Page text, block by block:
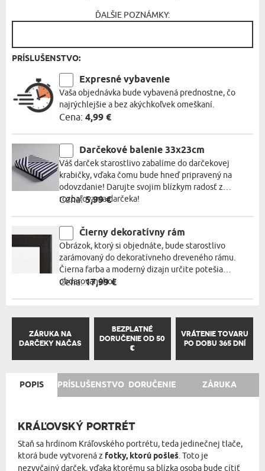
ĎALŠIE POZNÁMKY:
PRÍSLUŠENSTVO:
Expresné vybavenie
Vaša objednávka bude vybavená prednostne, čo
najrýchlejšie a bez akýchkoľvek omeškaní.
Cena: 4,99 €
Darčekové balenie 33x23cm
Váš darček starostlivo zabalíme do darčekovej
krabičky, vďaka čomu bude hneď pripravený na
odovzdanie! Darujte svojim blízkym radosť z
rozbaľovania darčeka!
Cena:5,99 €
Čierny dekoratívny rám
Obrázok, ktorý si objednáte, bude starostlivo
zarámovaný do dekoratívneho dreveného rámu.
Čierna farba a moderný dizajn určite potešia
obdarovaného!
Cena:17,99 €
ZÁRUKA NA
DARČEKY NAČAS
BEZPLATNÉ
DORUČENIE OD 50
€
VRÁTENIE TOVARU
PO DOBU 365 DNÍ
POPIS PRÍSLUŠENSTVO DORUČENIE ZÁRUKA
KRÁĽOVSKÝ PORTRÉT
Staň sa hrdinom Kráľovského portrétu, teda jedinečnej tlače,
ktorá bude vytvorená z fotky, ktorú pošleš. Toto je
nezvyčajný darček, vďaka ktorému sa blízka osoba bude cítiť